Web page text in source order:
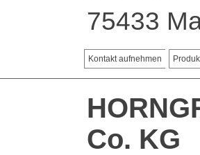
75433
Kontakt aufnehmen
Co. KG